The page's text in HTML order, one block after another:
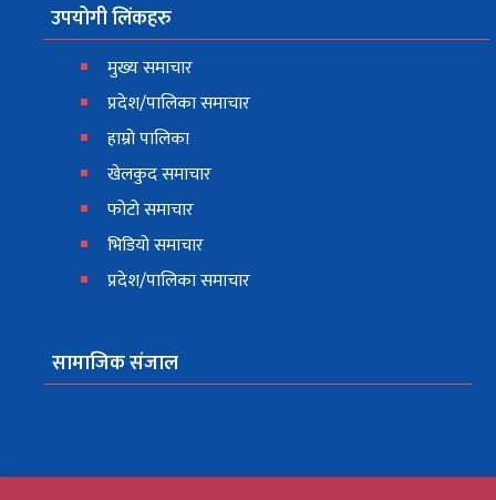
उपयोगी लिंकहरु
मुख्य समाचार
प्रदेश/पालिका समाचार
हाम्रो पालिका
खेलकुद समाचार
फोटो समाचार
भिडियो समाचार
प्रदेश/पालिका समाचार
सामाजिक संजाल